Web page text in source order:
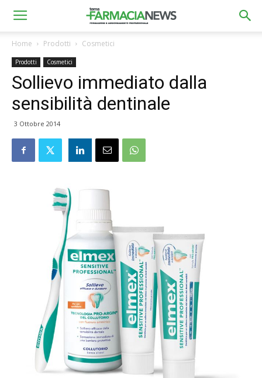
Home Prodotti Cosmetici
Prodotti Cosmetici
Sollievo immediato dalla
sensibilità dentinale
3 Ottobre 2014